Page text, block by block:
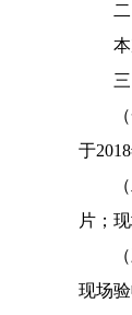
于2018
片；
现场